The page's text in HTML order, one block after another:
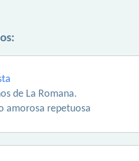
de La Romana.
amorosa repetuosa